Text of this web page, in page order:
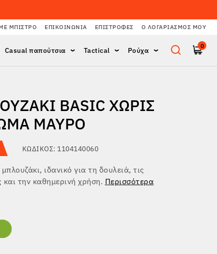
ΜΠΙΣΤΡΌ ΕΠΙΚΟΙΝΩΝΊΑ ΕΠΙΣΤΡΟΦΈΣ Ο ΛΟΓΑΡΙΑΣΜΌΣ ΜΟΥ
Casual παπούτσια Tactical Ρούχα
0
BASIC ΧΩΡΊΣ
ΜΑΎΡΟ
ΚΩΔΙΚΌΣ: 1104140060
ιδανικό για τη δουλειά, τις
και την καθημερινή χρήση. Περισσότερα